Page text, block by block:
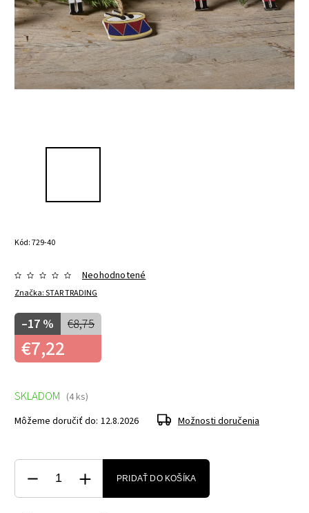
Kód:729-40
Značka:STAR TRADING
Neohodnotené
€8,75
–17 %
€7,22
SKLADOM (4 ks)
Môžeme doručiť do: 12.8.2026 Možnosti doručenia
PRIDAŤ DO KOŠÍKA